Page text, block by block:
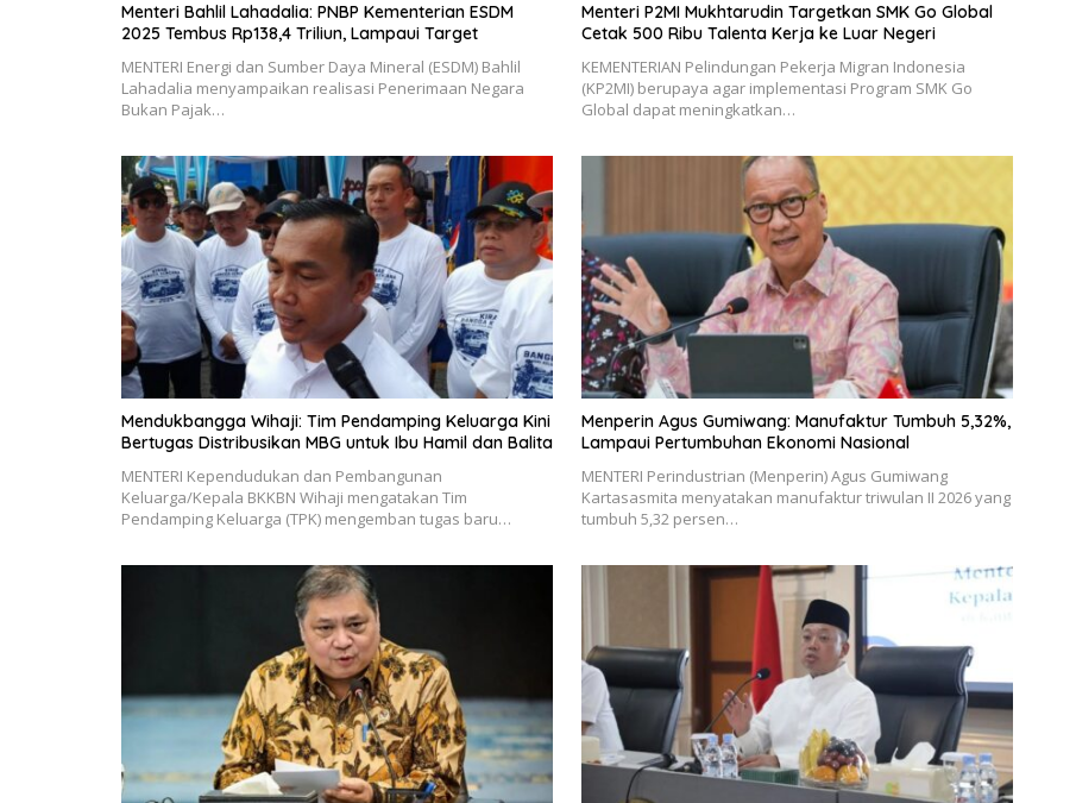
Menteri Bahlil Lahadalia: PNBP Kementerian ESDM
2025 Tembus Rp138,4 Triliun, Lampaui Target
MENTERI Energi dan Sumber Daya Mineral (ESDM) Bahlil
Lahadalia menyampaikan realisasi Penerimaan Negara
Bukan Pajak…
Menteri P2MI Mukhtarudin Targetkan SMK Go Global
Cetak 500 Ribu Talenta Kerja ke Luar Negeri
KEMENTERIAN Pelindungan Pekerja Migran Indonesia
(KP2MI) berupaya agar implementasi Program SMK Go
Global dapat meningkatkan…
Mendukbangga Wihaji: Tim Pendamping Keluarga Kini
Bertugas Distribusikan MBG untuk Ibu Hamil dan Balita
MENTERI Kependudukan dan Pembangunan
Keluarga/Kepala BKKBN Wihaji mengatakan Tim
Pendamping Keluarga (TPK) mengemban tugas baru…
Menperin Agus Gumiwang: Manufaktur Tumbuh 5,32%,
Lampaui Pertumbuhan Ekonomi Nasional
MENTERI Perindustrian (Menperin) Agus Gumiwang
Kartasasmita menyatakan manufaktur triwulan II 2026 yang
tumbuh 5,32 persen…